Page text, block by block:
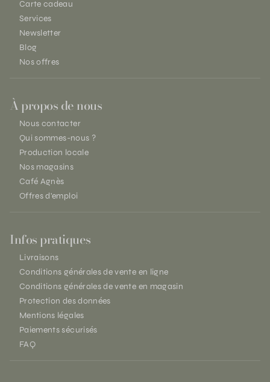
Carte cadeau
Services
Newsletter
Blog
Nos offres
À propos de nous
Nous contacter
Qui sommes-nous ?
Production locale
Nos magasins
Café Agnès
Offres d'emploi
Infos pratiques
Livraisons
Conditions générales de vente en ligne
Conditions générales de vente en magasin
Protection des données
Mentions légales
Paiements sécurisés
FAQ